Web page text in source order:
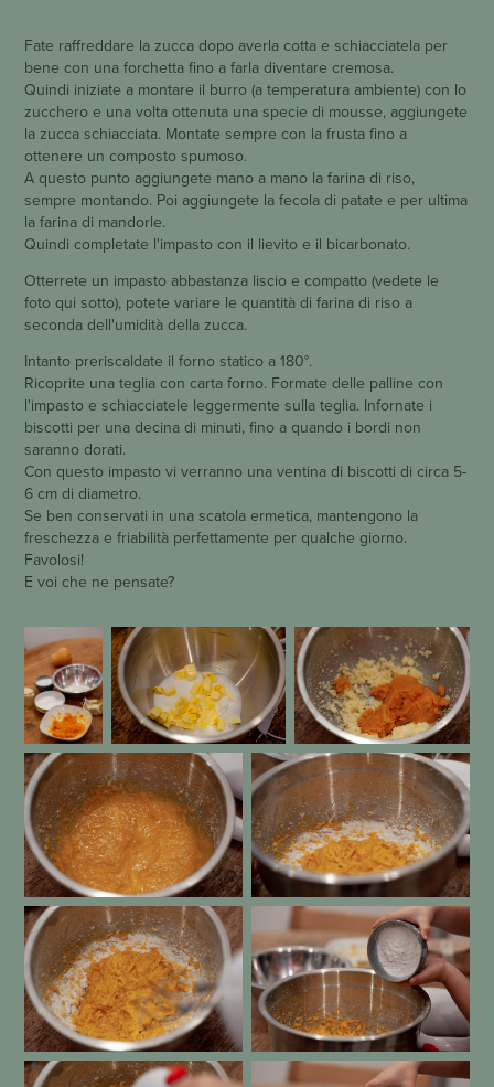
Fate raffreddare la zucca dopo averla cotta e schiacciatela per
bene con una forchetta fino a farla diventare cremosa.
Quindi iniziate a montare il burro (a temperatura ambiente) con lo
zucchero e una volta ottenuta una specie di mousse, aggiungete
la zucca schiacciata. Montate sempre con la frusta fino a
ottenere un composto spumoso.
A questo punto aggiungete mano a mano la farina di riso,
sempre montando. Poi aggiungete la fecola di patate e per ultima
la farina di mandorle.
Quindi completate l'impasto con il lievito e il bicarbonato.
Otterrete un impasto abbastanza liscio e compatto (vedete le
foto qui sotto), potete variare le quantità di farina di riso a
seconda dell'umidità della zucca.
Intanto preriscaldate il forno statico a 180°.
Ricoprite una teglia con carta forno. Formate delle palline con
l'impasto e schiacciatele leggermente sulla teglia. Infornate i
biscotti per una decina di minuti, fino a quando i bordi non
saranno dorati.
Con questo impasto vi verranno una ventina di biscotti di circa 5-
6 cm di diametro.
Se ben conservati in una scatola ermetica, mantengono la
freschezza e friabilità perfettamente per qualche giorno.
Favolosi!
E voi che ne pensate?